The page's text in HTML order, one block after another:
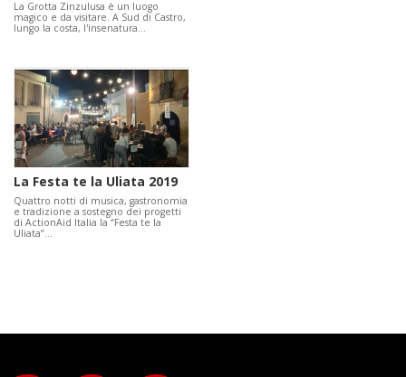
La Grotta Zinzulusa è un luogo
magico e da visitare. A Sud di Castro,
lungo la costa, l'insenatura…
La Festa te la Uliata 2019
Quattro notti di musica, gastronomia
e tradizione a sostegno dei progetti
di ActionAid Italia la “Festa te la
Uliata”…